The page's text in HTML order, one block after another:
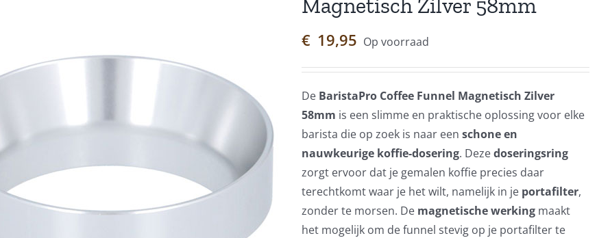
Magnetisch Zilver 58mm
€ 19,95 Op voorraad
De BaristaPro Coffee Funnel Magnetisch Zilver
58mm is een slimme en praktische oplossing voor elke
barista die op zoek is naar een schone en
nauwkeurige koffie-dosering. Dezedoseringsring
zorgt ervoor dat je gemalen koffie precies daar
terechtkomt waar je het wilt, namelijk in je portafilter,
zonder te morsen. De magnetische werkingmaakt
het mogelijk om de funnel stevig op je portafilter te